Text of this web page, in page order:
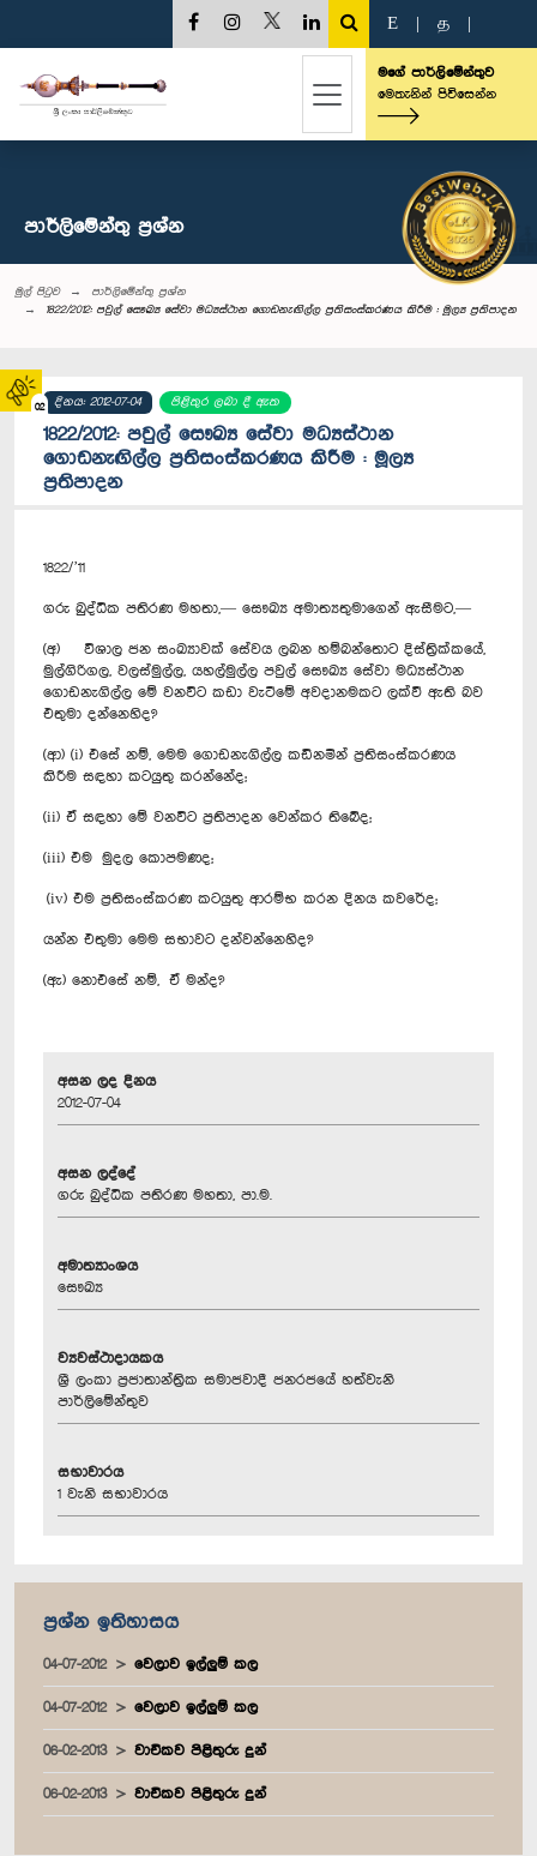
02
E த
මගේ පාර්ලිමේන්තුව
මෙතැනින් පිවිසෙන්න
පාර්ලි‌මේන්තු‌ ප්‍රශ්න
මුල් පිටුව
පාර්ලි‌මේන්තු‌ ප්‍රශ්න
1822/2012: පවුල් සෞඛ්‍ය ‍සේවා මධ්‍යස්ථාන ගොඩනැඟිල්ල ප්‍රතිසංස්කරණය කිරීම : මූල්‍ය ප්‍රතිපාදන
දිනය: 2012-07-04 පිළිතුර ලබා දී ඇත
1822/2012: පවුල් සෞඛ්‍ය ‍සේවා මධ්‍යස්ථාන
ගොඩනැඟිල්ල ප්‍රතිසංස්කරණය කිරීම : මූල්‍ය
ප්‍රතිපාදන
1822/’11
ගරු බුද්ධික පතිරණ මහතා,— සෞඛ්‍ය අමාත්‍යතුමාගෙන් ඇසීමට,—
(අ) විශාල ජන සංඛ්‍යාවක් සේවය ලබන හම්බන්තොට දිස්ත්‍රික්කයේ,
මුල්ගිරිගල, වලස්මුල්ල, යහල්මුල්ල පවුල් සෞඛ්‍ය ‍සේවා මධ්‍යස්ථාන
ගොඩනැගිල්ල මේ වනවිට කඩා වැටී‍මේ අවදානමකට ලක්වී ඇති බව
එතුමා දන්නෙහිද?
(ආ) (i) එසේ නම්, මෙම ගොඩනැගිල්ල කඩිනමින් ප්‍රතිසංස්කරණය
කිරීම සඳහා කටයුතු කරන්නේද;
(ii) ඒ සඳහා මේ වනවිට ප්‍රතිපාදන වෙන්කර තිබේද;
(iii) එම මුදල කොපමණද;
(iv) එම ප්‍රතිසංස්කරණ කටයුතු ආරම්භ කරන දිනය කවරේද;
යන්න එතුමා මෙම සභාවට දන්වන්නෙහිද?
(ඇ) නොඑසේ නම්, ඒ මන්ද?
අසන ලද දිනය
2012-07-04
අසන ලද්දේ
ගරු බුද්ධික පතිරණ මහතා, පා.ම.
අමාත්‍යාංශය
සෞඛ්‍ය
ව්‍යවස්ථාදායකය
ශ්‍රී ලංකා ප්‍රජාතාන්ත්‍රික සමාජවාදී ජනරජයේ හත්වැනි
පාර්ලිමේන්තුව
සභාවාරය
1 වැනි සභාවාරය
ප්‍රශ්න ඉතිහාසය
04-07-2012 වෙලාව ඉල්ලුම් කල
04-07-2012 වෙලාව ඉල්ලුම් කල
06-02-2013 වාචිකව පිළිතුරු දුන්
06-02-2013 වාචිකව පිළිතුරු දුන්